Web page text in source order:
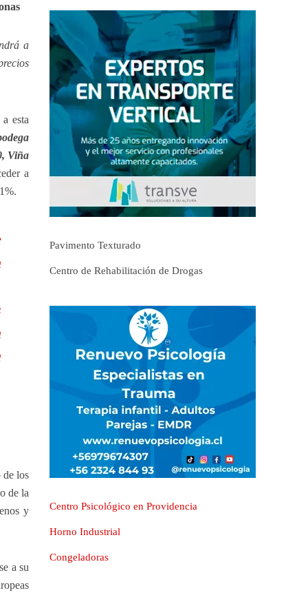
a
esta
Viña
a
de los
de la
y
a su
Pavimento Texturado
Centro de Rehabilitación de Drogas
Centro Psicológico en Providencia
Horno Industrial
Congeladoras